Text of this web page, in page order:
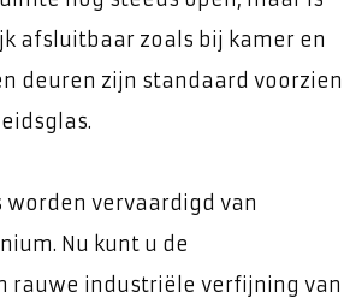
afsluitbaar zoals bij kamer en
deuren zijn standaard voorzien
worden vervaardigd van
Nu kunt u de
rauwe industriële verfijning van